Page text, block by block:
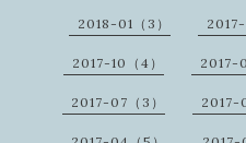
2018-01（3） 2017-
2017-10（4） 2017-
2017-07（3） 2017-